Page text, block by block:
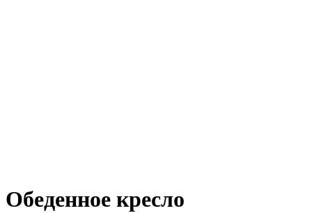
Обеденное кресло